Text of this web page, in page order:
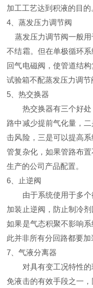
加工工艺达到积液的目的
4、蒸发压力调节阀
蒸发压力调节阀一般
不结霜。但在单极循环
回气电磁阀，使管道结
试验箱不配蒸发压力调节
5、热交换器
热交换器有三个好处
路中减少提前气化量，
击风险，三是可以提高
管复杂化，如果管路布
生产的公司产品配置。
6、止逆阀
由于系统使用于多个
加装止逆阀，防止制冷
如果是气态积聚不影响
此并非所有分回路都要加
7、气液分离器
对具有变工况特性的
免液击的有效手段之一